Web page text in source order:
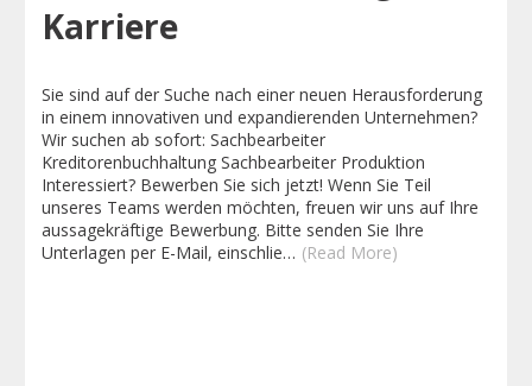
Karriere
Sie sind auf der Suche nach einer neuen Herausforderung
in einem innovativen und expandierenden Unternehmen?
Wir suchen ab sofort: Sachbearbeiter
Kreditorenbuchhaltung Sachbearbeiter Produktion
Interessiert? Bewerben Sie sich jetzt! Wenn Sie Teil
unseres Teams werden möchten, freuen wir uns auf Ihre
aussagekräftige Bewerbung. Bitte senden Sie Ihre
Unterlagen per E-Mail, einschlie… (Read More)